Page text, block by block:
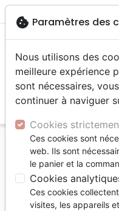
menu
Accueil Livres
Vivons-nous les
cruciales]
Vivons-nous
cookie Paramètres des
Nous utilisons des
meilleure expérience
sont nécessaires,
continuer à naviguer
Cookies
Ces cookies sont
web. Ils sont
le panier et la
Cookies
Ces cookies
visites, les appareils